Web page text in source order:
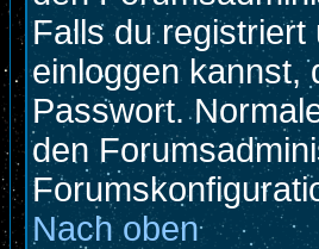
Falls du
einloggen kannst,
Passwort.
den
Nach oben